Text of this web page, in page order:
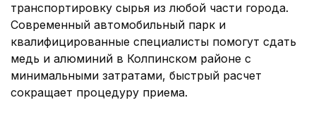
транспортировку сырья из любой части города.
Современный автомобильный парк и
квалифицированные специалисты помогут сдать
медь и алюминий в Колпинском районе с
минимальными затратами, быстрый расчет
сокращает процедуру приема.